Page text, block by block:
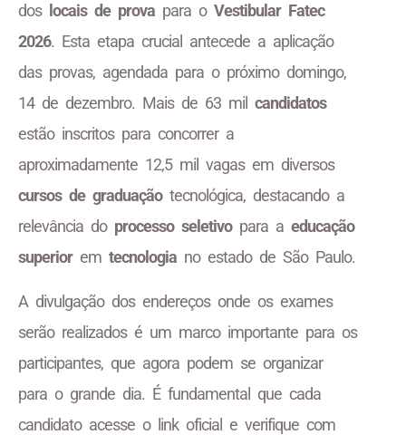
dos locais de prova para o Vestibular Fatec
2026. Esta etapa crucial antecede a aplicação
das provas, agendada para o próximo domingo,
14 de dezembro. Mais de 63 mil candidatos
estão inscritos para concorrer a
aproximadamente 12,5 mil vagas em diversos
cursos de graduaçãotecnológica, destacando a
relevância do processo seletivopara a educação
superiorem tecnologia no estado de São Paulo.
A divulgação dos endereços onde os exames
serão realizados é um marco importante para os
participantes, que agora podem se organizar
para o grande dia. É fundamental que cada
candidato acesse o link oficial e verifique com